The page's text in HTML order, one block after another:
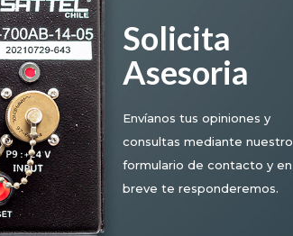
Solicita
Asesoria
Envíanos tus opiniones y
consultas mediante nuestro
formulario de contacto y en
breve te responderemos.